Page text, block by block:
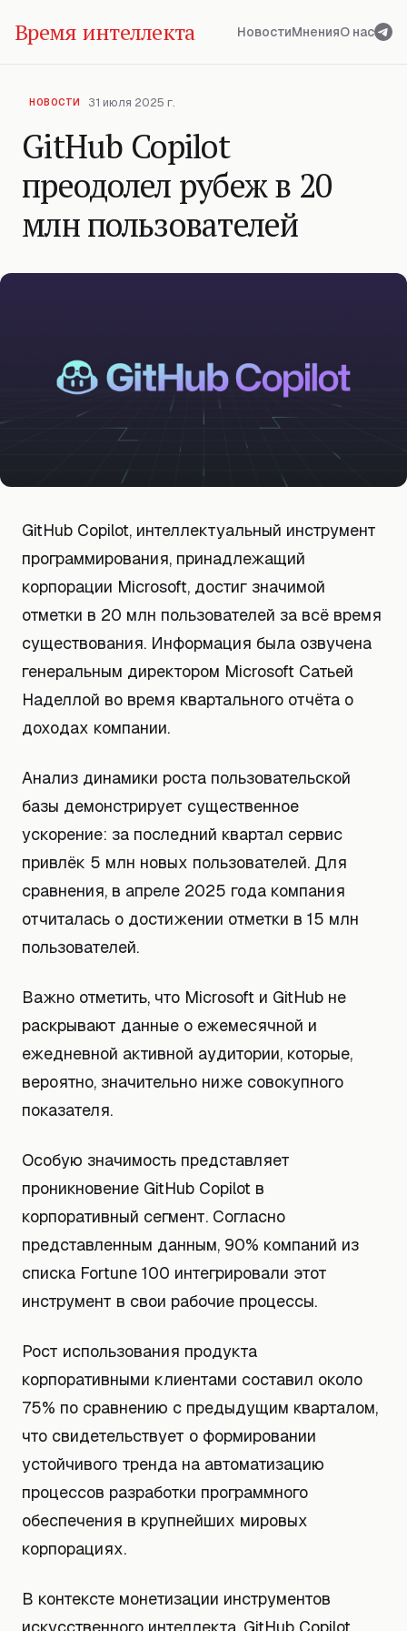
Время интеллекта НовостиМненияО нас
НОВОСТИ 31 июля 2025 г.
GitHub Copilot
преодолел рубеж в 20
млн пользователей
GitHub Copilot, интеллектуальный инструмент
программирования, принадлежащий
корпорации Microsoft, достиг значимой
отметки в 20 млн пользователей за всё время
существования. Информация была озвучена
генеральным директором Microsoft Сатьей
Наделлой во время квартального отчёта о
доходах компании.
Анализ динамики роста пользовательской
базы демонстрирует существенное
ускорение: за последний квартал сервис
привлёк 5 млн новых пользователей. Для
сравнения, в апреле 2025 года компания
отчиталась о достижении отметки в 15 млн
пользователей.
Важно отметить, что Microsoft и GitHub не
раскрывают данные о ежемесячной и
ежедневной активной аудитории, которые,
вероятно, значительно ниже совокупного
показателя.
Особую значимость представляет
проникновение GitHub Copilot в
корпоративный сегмент. Согласно
представленным данным, 90% компаний из
списка Fortune 100 интегрировали этот
инструмент в свои рабочие процессы.
Рост использования продукта
корпоративными клиентами составил около
75% по сравнению с предыдущим кварталом,
что свидетельствует о формировании
устойчивого тренда на автоматизацию
процессов разработки программного
обеспечения в крупнейших мировых
корпорациях.
В контексте монетизации инструментов